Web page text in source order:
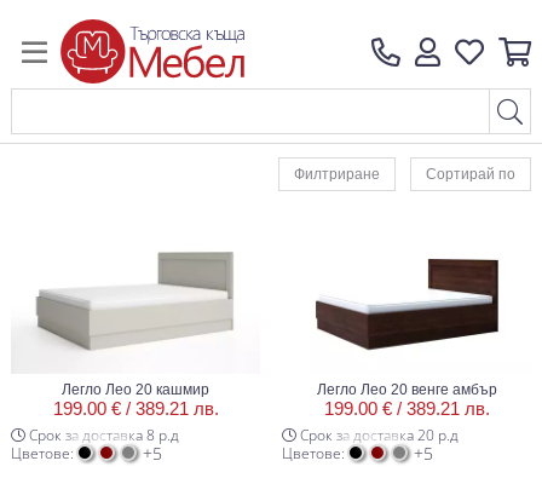
Филтриране Сортирай по
Легло Лео 20 кашмир
199.00 € / 389.21 лв.
Срок за доставка 8 р.д
Цветове:
+5
Легло Лео 20 венге амбър
199.00 € / 389.21 лв.
Срок за доставка 20 р.д
Цветове:
+5